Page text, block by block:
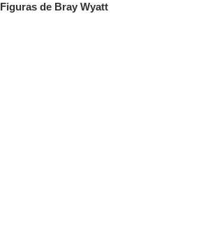
Figuras de Bray Wyatt